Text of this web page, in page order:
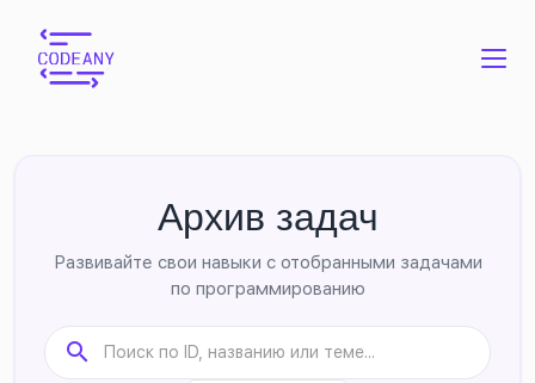
Архив задач
Развивайте свои навыки с отобранными задачами
по программированию